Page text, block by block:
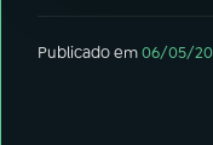
Publicado em06/05/